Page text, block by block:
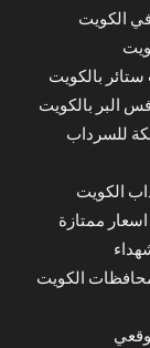
الكويت
بالكويت
البر بالكويت
للسرداب
الكويت
ممتازة